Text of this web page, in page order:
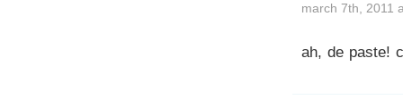
march 7th, 2011
ah, de paste!